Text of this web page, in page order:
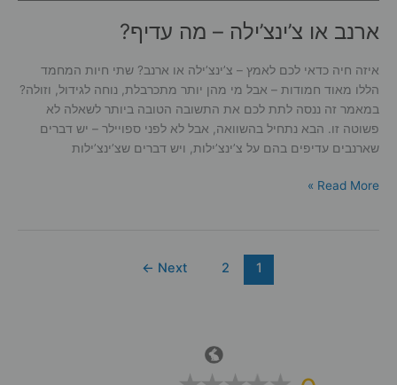
ארנב או צ’ינצ’ילה – מה עדיף?
איזה חיה כדאי לכם לאמץ – צ’ינצ’ילה או ארנב? שתי חיות המחמד
הללו מאוד חמודות – אבל מי מהן יותר מתכרבלת, נוחה לגידול, וזולה?
במאמר זה ננסה לתת לכם את התשובה הטובה ביותר לשאלה לא
פשוטה זו. הבא נתחיל בהשוואה, אבל לא לפני ספויילר – יש דברים
שארנבים עדיפים בהם על צ’ינצ’ילות, ויש דברים שצ’ינצ’ילות
ארנב
Read More »
1
2
Next
←